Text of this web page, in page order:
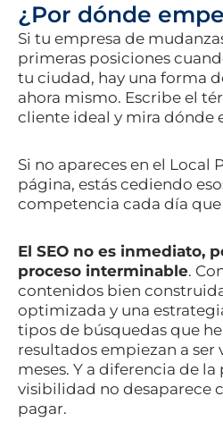
¿Por dónde
Si tu empresa de
primeras posiciones
tu ciudad, hay una forma
ahora mismo. Escribe el
cliente ideal y mira dónde
Si no apareces en el Local
página, estás cediendo
competencia cada día que
El SEO no es inmediato,
proceso interminable.
contenidos bien
optimizada y una
tipos de búsquedas que
resultados empiezan a ser
meses. Y a diferencia de
visibilidad no desaparece
pagar.